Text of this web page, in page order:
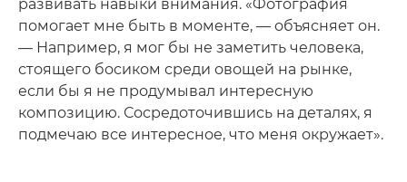
развивать навыки внимания. «Фотография
помогает мне быть в моменте, — объясняет он.
— Например, я мог бы не заметить человека,
стоящего босиком среди овощей на рынке,
если бы я не продумывал интересную
композицию. Сосредоточившись на деталях, я
подмечаю все интересное, что меня окружает».